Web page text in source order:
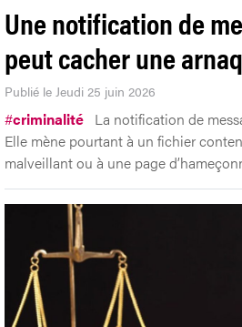
Une notification de
peut cacher une
Publié le Jeudi 25 juin 2026
#criminalité La notification de
Elle mène pourtant à un fichier
malveillant ou à une page